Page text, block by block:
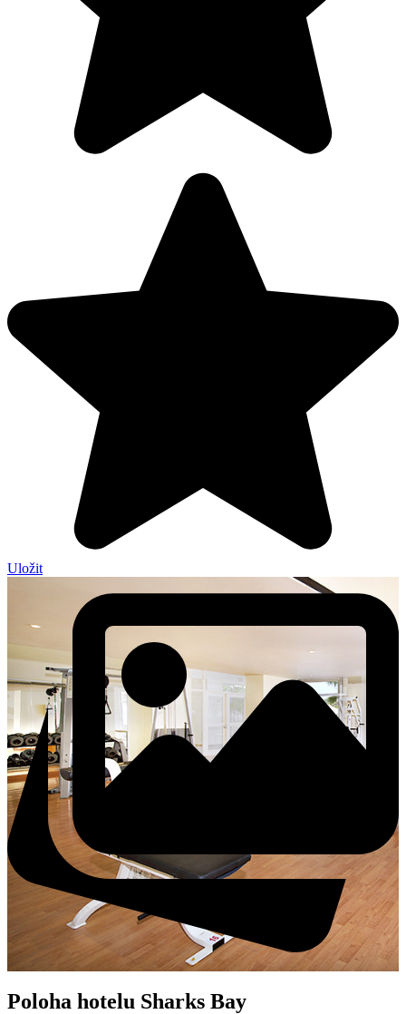
Uložit
Poloha hotelu Sharks Bay